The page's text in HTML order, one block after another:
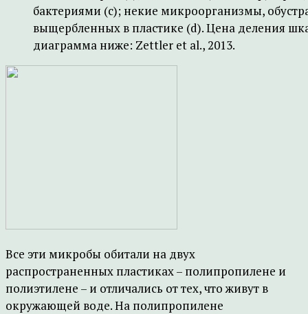
бактериями (с); некие микроорганизмы,
выщербленных в пластике (d). Цена деления
диаграмма ниже: Zettler et al., 2013.
Все эти микробы обитали на двух
распространенных пластиках – полипропилене и
полиэтилене – и отличались от тех, что живут в
окружающей воде. На полипропилене